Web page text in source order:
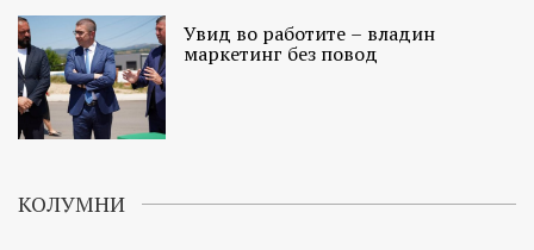
Увид во работите – владин
маркетинг без повод
КОЛУМНИ